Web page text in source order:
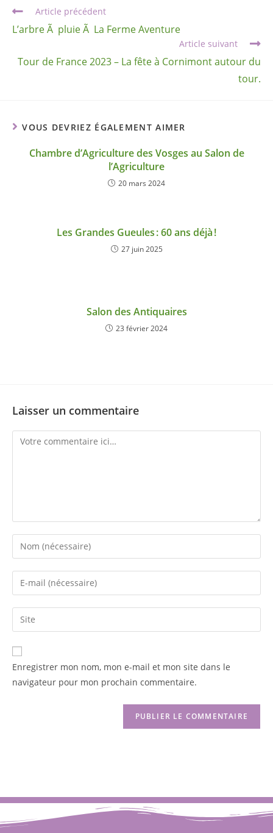
Article précédent
L’arbre Ã pluie Ã La Ferme Aventure
Article suivant
Tour de France 2023 – La fête à Cornimont autour du
tour.
VOUS DEVRIEZ ÉGALEMENT AIMER
Chambre d’Agriculture des Vosges au Salon de
l’Agriculture
20 mars 2024
Les Grandes Gueules : 60 ans déjà !
27 juin 2025
Salon des Antiquaires
23 février 2024
Laisser un commentaire
Enregistrer mon nom, mon e-mail et mon site dans le
navigateur pour mon prochain commentaire.